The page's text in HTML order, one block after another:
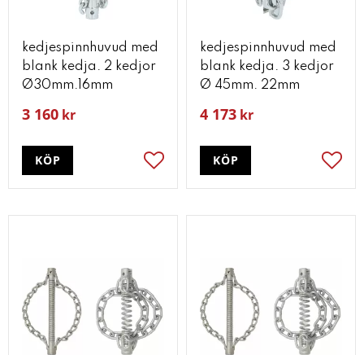
kedjespinnhuvud med
blank kedja. 2 kedjor
Ø30mm.16mm
3 160 kr
Lägg till i favoriter
KÖP
kedjespinnhuvud med
blank kedja. 3 kedjor
Ø 45mm. 22mm
4 173 kr
KÖP